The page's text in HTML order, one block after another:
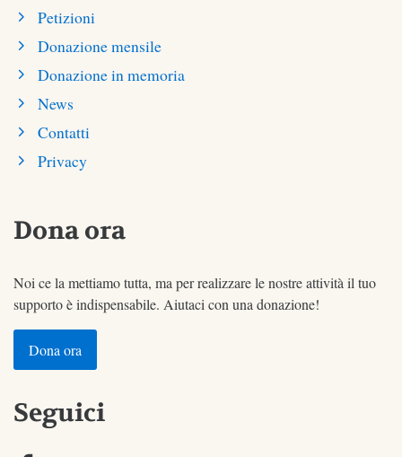
Petizioni
Donazione mensile
Donazione in memoria
News
Contatti
Privacy
Dona ora
Noi ce la mettiamo tutta, ma per realizzare le nostre attività il tuo
supporto è indispensabile. Aiutaci con una donazione!
Dona ora
Seguici